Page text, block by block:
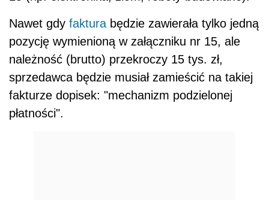
Nawet gdy faktura będzie zawierała tylko jedną
pozycję wymienioną w załączniku nr 15, ale
należność (brutto) przekroczy 15 tys. zł,
sprzedawca będzie musiał zamieścić na takiej
fakturze dopisek: "mechanizm podzielonej
płatności".